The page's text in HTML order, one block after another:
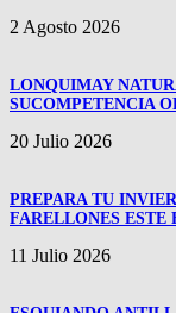
2 Agosto 2026
LONQUIMAY
SUCOMPETENCIA
20 Julio 2026
PREPARA TU
FARELLONES ESTE
11 Julio 2026